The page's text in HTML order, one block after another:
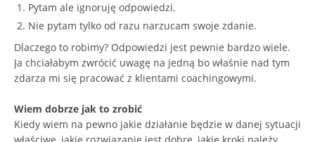
Pytam ale ignoruję odpowiedzi.
Nie pytam tylko od razu narzucam swoje zdanie.
Dlaczego to robimy? Odpowiedzi jest pewnie bardzo wiele.
Ja chciałabym zwrócić uwagę na jedną bo właśnie nad tym
zdarza mi się pracować z klientami coachingowymi.
Wiem dobrze jak to zrobić
Kiedy wiem na pewno jakie działanie będzie w danej sytuacji